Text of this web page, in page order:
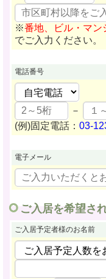
※番地、ビル・マン
でご入力ください。
電話番号
－
(例)固定電話：03-
電子メール
ご入居を希望さ
ご入居予定者様のお名前